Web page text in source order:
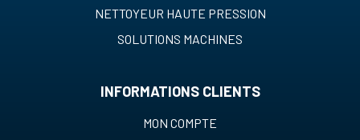
NETTOYEUR HAUTE PRESSION
SOLUTIONS MACHINES
INFORMATIONS CLIENTS
MON COMPTE